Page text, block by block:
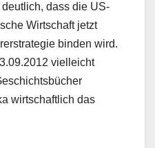
dass die US-
Wirtschaft jetzt
binden wird.
vielleicht
wirtschaftlich das